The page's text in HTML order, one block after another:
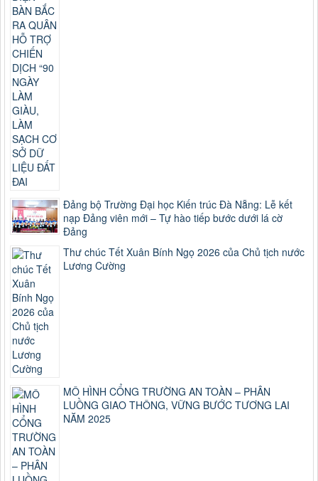
Đảng bộ Trường Đại học Kiến trúc Đà Nẵng: Lễ kết
nạp Đảng viên mới – Tự hào tiếp bước dưới lá cờ
Đảng
Thư chúc Tết Xuân Bính Ngọ 2026 của Chủ tịch nước
Lương Cường
MÔ HÌNH CỔNG TRƯỜNG AN TOÀN – PHÂN
LUỒNG GIAO THÔNG, VỮNG BƯỚC TƯƠNG LAI
NĂM 2025